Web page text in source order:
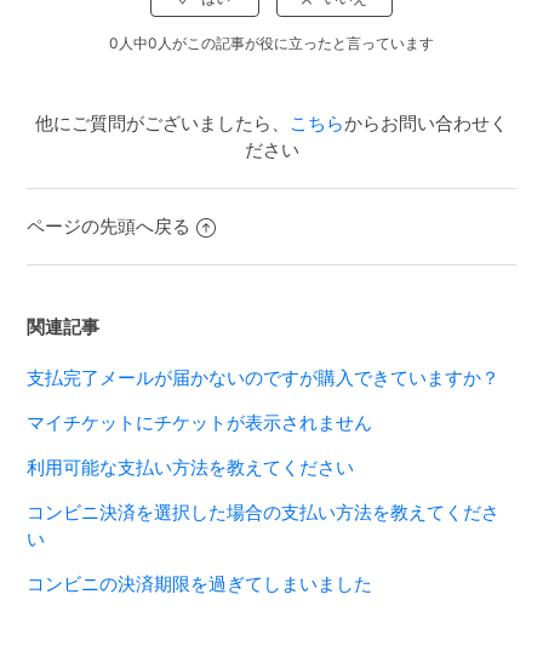
0人中0人がこの記事が役に立ったと言っています
他にご質問がございましたら、 こちらからお問い合わせく
ださい
ページの先頭へ戻る
関連記事
支払完了メールが届かないのですが購入できていますか？
マイチケットにチケットが表示されません
利用可能な支払い方法を教えてください
コンビニ決済を選択した場合の支払い方法を教えてくださ
い
コンビニの決済期限を過ぎてしまいました